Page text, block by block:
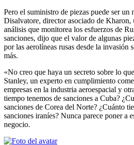
Pero el suministro de piezas puede ser un
Disalvatore, director asociado de Kharon,
análisis que monitorea los esfuerzos de
sanciones, dijo que el valor de algunas
por las aerolíneas rusas desde la invasión
más.
«No creo que haya un secreto sobre lo
Stanley, un experto en cumplimiento
empresas en la industria aeroespacial y
tiempo tenemos de sanciones a Cuba?
sanciones de Corea del Norte? ¿Cuánto
sanciones iraníes? Nunca parece poner a
negocio.